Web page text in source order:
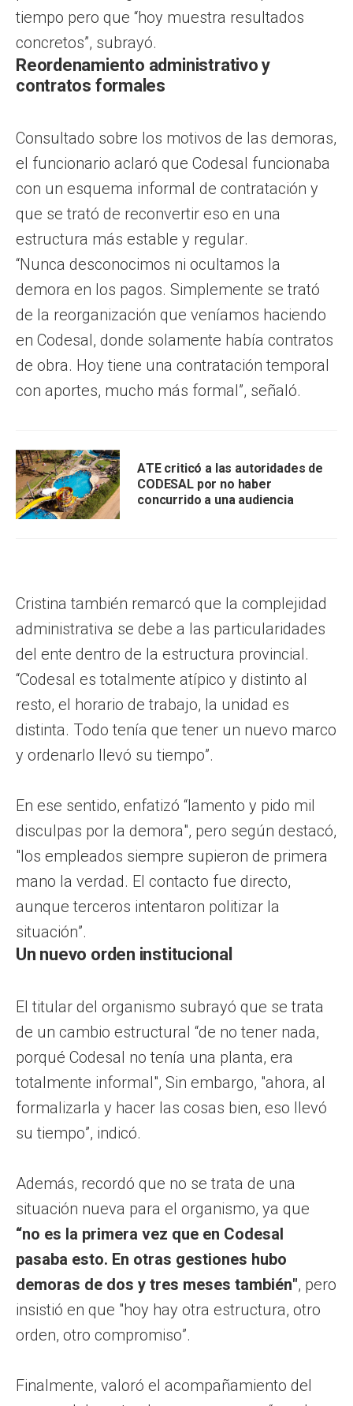
tiempo pero que “hoy muestra resultados
concretos”, subrayó.
Reordenamiento administrativo y
contratos formales
Consultado sobre los motivos de las demoras,
el funcionario aclaró que Codesal funcionaba
con un esquema informal de contratación y
que se trató de reconvertir eso en una
estructura más estable y regular.
“Nunca desconocimos ni ocultamos la
demora en los pagos. Simplemente se trató
de la reorganización que veníamos haciendo
en Codesal, donde solamente había contratos
de obra. Hoy tiene una contratación temporal
con aportes, mucho más formal”, señaló.
ATE criticó a las autoridades de
CODESAL por no haber
concurrido a una audiencia
Cristina también remarcó que la complejidad
administrativa se debe a las particularidades
del ente dentro de la estructura provincial.
“Codesal es totalmente atípico y distinto al
resto, el horario de trabajo, la unidad es
distinta. Todo tenía que tener un nuevo marco
y ordenarlo llevó su tiempo”.
En ese sentido, enfatizó “lamento y pido mil
disculpas por la demora", pero según destacó,
"los empleados siempre supieron de primera
mano la verdad. El contacto fue directo,
aunque terceros intentaron politizar la
situación”.
Un nuevo orden institucional
El titular del organismo subrayó que se trata
de un cambio estructural “de no tener nada,
porqué Codesal no tenía una planta, era
totalmente informal", Sin embargo, "ahora, al
formalizarla y hacer las cosas bien, eso llevó
su tiempo”, indicó.
Además, recordó que no se trata de una
situación nueva para el organismo, ya que
“no es la primera vez que en Codesal
pasaba esto. En otras gestiones hubo
demoras de dos y tres meses también", pero
insistió en que "hoy hay otra estructura, otro
orden, otro compromiso”.
Finalmente, valoró el acompañamiento del